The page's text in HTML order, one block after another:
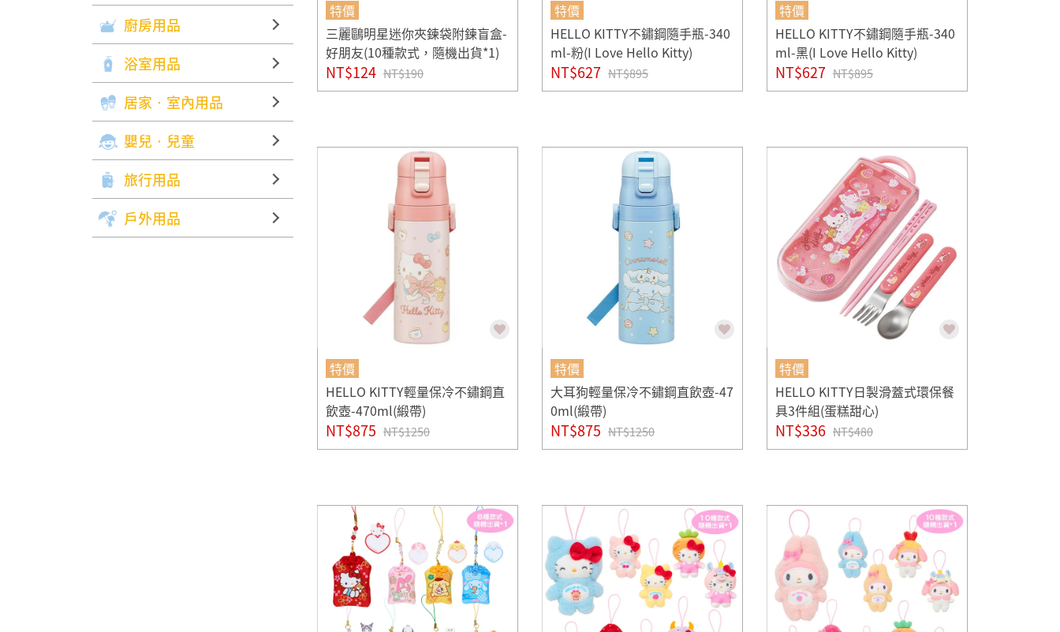
廚房用品
浴室用品
居家‧室內用品
嬰兒‧兒童
旅行用品
戶外用品
特價
三麗鷗明星迷你夾鍊袋附鍊盲盒-
好朋友(10種款式，隨機出貨*1)
NT$124 NT$190
特價
HELLO KITTY不鏽鋼隨手瓶-340
ml-粉(I Love Hello Kitty)
NT$627 NT$895
特價
HELLO KITTY不鏽鋼隨手瓶-340
ml-黑(I Love Hello Kitty)
NT$627 NT$895
特價
HELLO KITTY輕量保冷不鏽鋼直
飲壺-470ml(緞帶)
NT$875 NT$1250
特價
大耳狗輕量保冷不鏽鋼直飲壺-47
0ml(緞帶)
NT$875 NT$1250
特價
HELLO KITTY日製滑蓋式環保餐
具3件組(蛋糕甜心)
NT$336 NT$480